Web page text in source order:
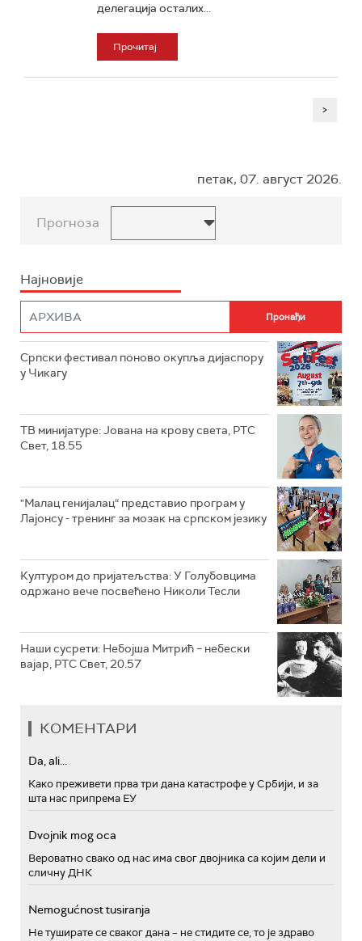
делегација осталих...
Прочитај
>
петак, 07. август 2026.
Прогноза
Најновије
Српски фестивал поново окупља дијаспору
у Чикагу
ТВ минијатуре: Јована на крову света, РТС
Свет, 18.55
"Малац генијалац“ представио програм у
Лајонсу - тренинг за мозак на српском језику
Културом до пријатељства: У Голубовцима
одржано вече посвећено Николи Тесли
Наши сусрети: Небојша Митрић – небески
вајар, РТС Свет, 20.57
КОМЕНТАРИ
Da, ali...
Како преживети прва три дана катастрофе у Србији, и за
шта нас припрема ЕУ
Dvojnik mog oca
Вероватно свако од нас има свог двојника са којим дели и
сличну ДНК
Nemogućnost tusiranja
Не туширате се сваког дана – не стидите се, то је здраво